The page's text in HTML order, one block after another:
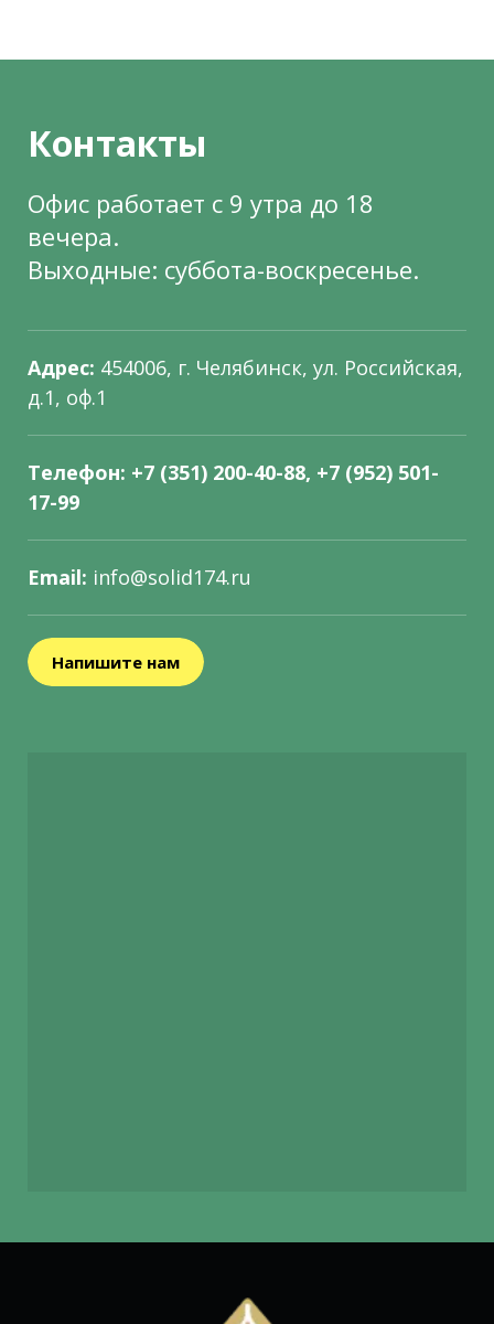
Контакты
Офис работает с 9 утра до 18
вечера.
Выходные: суббота-воскресенье.
Адрес: 454006, г. Челябинск, ул. Российская,
д.1, оф.1
Телефон: +7 (351) 200-40-88, +7 (952) 501-
17-99
Email: info@solid174.ru
Напишите нам